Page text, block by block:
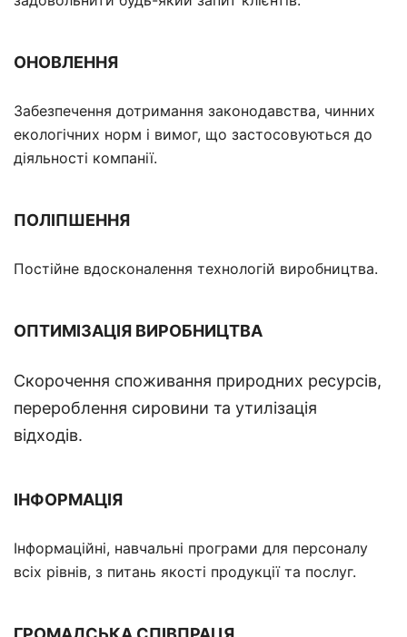
ОНОВЛЕННЯ
Забезпечення дотримання законодавства, чинних
екологічних норм і вимог, що застосовуються до
діяльності компанії.
ПОЛІПШЕННЯ
Постійне вдосконалення технологій виробництва.
ОПТИМІЗАЦІЯ ВИРОБНИЦТВА
Скорочення споживання природних ресурсів,
перероблення сировини та утилізація
відходів.
ІНФОРМАЦІЯ
Інформаційні, навчальні програми для персоналу
всіх рівнів, з питань якості продукції та послуг.